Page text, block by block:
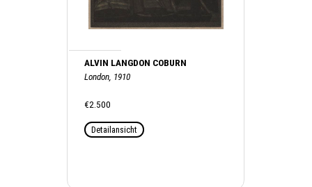
ALVIN LANGDON COBURN
London, 1910
€2.500
Detailansicht